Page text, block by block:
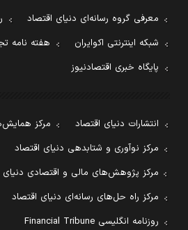
معرفی گروه رسانه‌ای دنیای اقتصاد
شبکه اینترنتی اکوایران
هفته نامه
پایگاه خبری اقتصادنیوز
انتشارات دنیای اقتصاد
مرکز
مرکز نوآوری و شتابدهی دنیای اقتصاد
مرکز پژوهش‌های مالی و اقتصادی دنیای
مرکز راه حل‌های رسانه‌ای دنیای اقتصاد
روزنامه انگلیسی Financial Tribune